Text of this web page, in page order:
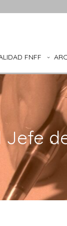
FNFF